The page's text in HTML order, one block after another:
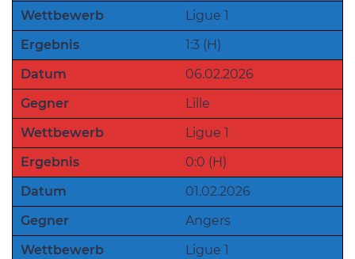
Wettbewerb
Ligue 1
Ergebnis
1:3 (H)
Datum
06.02.2026
Gegner
Lille
Wettbewerb
Ligue 1
Ergebnis
0:0 (H)
Datum
01.02.2026
Gegner
Angers
Wettbewerb
Ligue 1